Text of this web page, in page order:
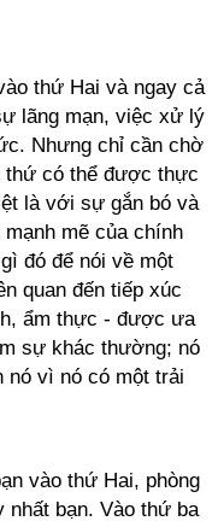
thứ Hai và ngay cả
lãng mạn, việc xử lý
Nhưng chỉ cần chờ
thứ có thể được thực
là với sự gắn bó và
mẽ của chính
đó để nói về một
quan đến tiếp xúc
ẩm thực - được ưa
sự khác thường; nó
nó vì nó có một trải
vào thứ Hai, phòng
nhất bạn. Vào thứ ba